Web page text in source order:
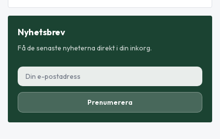
Nyhetsbrev
Få de senaste nyheterna direkt i din inkorg.
Prenumerera